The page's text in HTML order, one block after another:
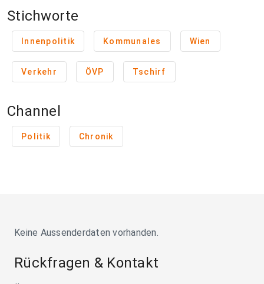
Stichworte
Innenpolitik Kommunales Wien
Verkehr ÖVP Tschirf
Channel
Politik Chronik
Keine Aussenderdaten vorhanden.
Rückfragen & Kontakt